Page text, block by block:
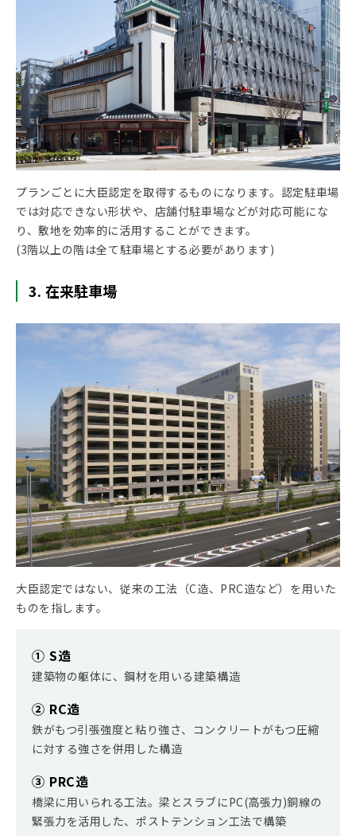
プランごとに大臣認定を取得するものになります。認定駐車場
では対応できない形状や、店舗付駐車場などが対応可能にな
り、敷地を効率的に活用することができます。
(3階以上の階は全て駐車場とする必要があります)
3. 在来駐車場
大臣認定ではない、従来の工法（C造、PRC造など）を用いた
ものを指します。
① S造
建築物の躯体に、鋼材を用いる建築構造
② RC造
鉄がもつ引張強度と粘り強さ、コンクリートがもつ圧縮
に対する強さを併用した構造
③ PRC造
橋梁に用いられる工法。梁とスラブにPC(高張力)銅線の
緊張力を活用した、ポストテンション工法で構築